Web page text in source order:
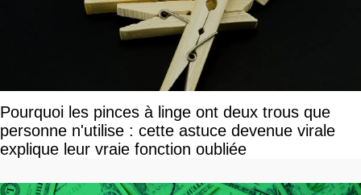
Pourquoi les pinces à linge ont deux trous que
personne n'utilise : cette astuce devenue virale
explique leur vraie fonction oubliée